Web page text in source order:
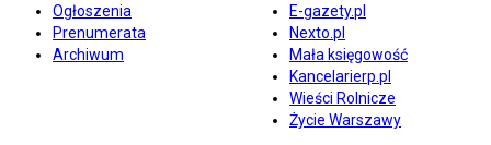
Ogłoszenia
Prenumerata
Archiwum
E-gazety.pl
Nexto.pl
Mała księgowość
Kancelarierp.pl
Wieści Rolnicze
Życie Warszawy